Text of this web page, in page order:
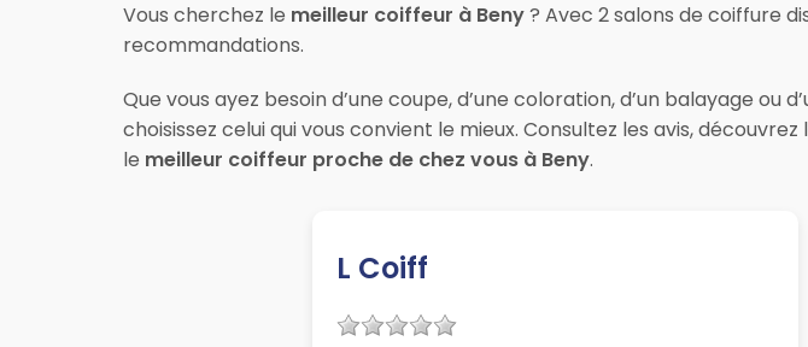
Vous cherchez le meilleur coiffeur à Beny? Avec 2 salons de coiffure
recommandations.
Que vous ayez besoin d’une coupe, d’une coloration, d’un balayage ou
choisissez celui qui vous convient le mieux. Consultez les avis,
le meilleur coiffeur proche de chez vous à Beny.
L Coiff